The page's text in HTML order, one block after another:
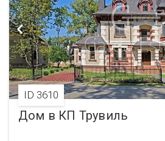
ID 3610
Дом в КП Трувиль